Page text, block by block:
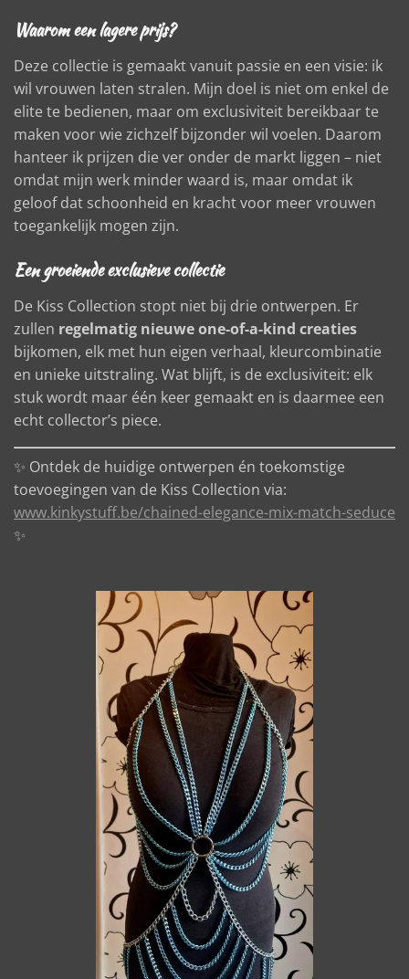
Waarom een lagere prijs?
Deze collectie is gemaakt vanuit passie en een visie: ik
wil vrouwen laten stralen. Mijn doel is niet om enkel de
elite te bedienen, maar om exclusiviteit bereikbaar te
maken voor wie zichzelf bijzonder wil voelen. Daarom
hanteer ik prijzen die ver onder de markt liggen – niet
omdat mijn werk minder waard is, maar omdat ik
geloof dat schoonheid en kracht voor meer vrouwen
toegankelijk mogen zijn.
Een groeiende exclusieve collectie
De Kiss Collection stopt niet bij drie ontwerpen. Er
zullen regelmatig nieuwe one-of-a-kind creaties
bijkomen, elk met hun eigen verhaal, kleurcombinatie
en unieke uitstraling. Wat blijft, is de exclusiviteit: elk
stuk wordt maar één keer gemaakt en is daarmee een
echt collector’s piece.
✨ Ontdek de huidige ontwerpen én toekomstige
toevoegingen van de Kiss Collection via:
www.kinkystuff.be/chained-elegance-mix-match-seduce
✨